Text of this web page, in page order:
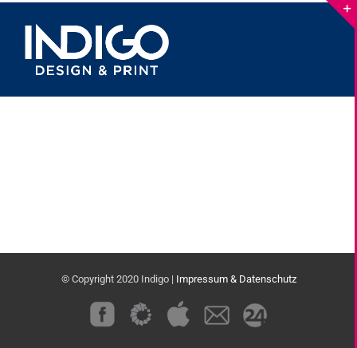
content
© Copyright 2020 Indigo | Impressum & Datenschutz
CustomCustom CustomCustomCustom